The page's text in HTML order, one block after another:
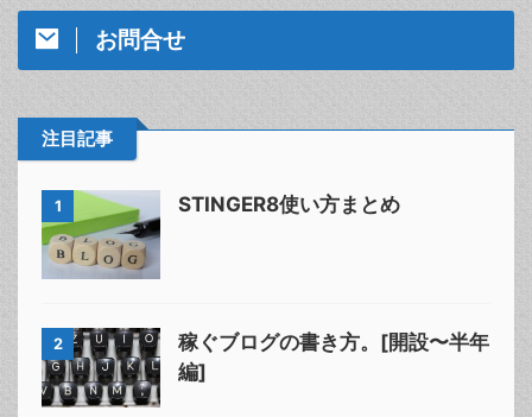
お問合せ
注目記事
1 STINGER8使い方まとめ
2
稼ぐブログの書き方。[開設〜半年
編]